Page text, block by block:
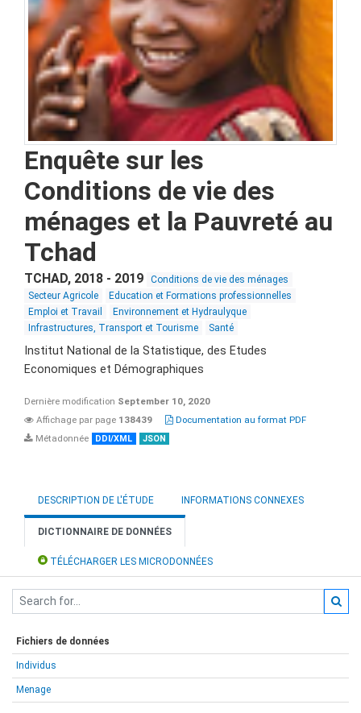
Enquête sur les
Conditions de vie des
ménages et la Pauvreté au
Tchad
TCHAD, 2018 - 2019
Conditions de vie des ménages
Secteur Agricole
Education et Formations professionnelles
Emploi et Travail
Environnement et Hydraulyque
Infrastructures, Transport et Tourisme
Santé
Institut National de la Statistique, des Etudes
Economiques et Démographiques
Dernière modification September 10, 2020
Affichage par page 138439
Documentation au format PDF
Métadonnée
DDI/XML JSON
DESCRIPTION DE L'ÉTUDE INFORMATIONS CONNEXES
DICTIONNAIRE DE DONNÉES
TÉLÉCHARGER LES MICRODONNÉES
Fichiers de données
Individus
Menage